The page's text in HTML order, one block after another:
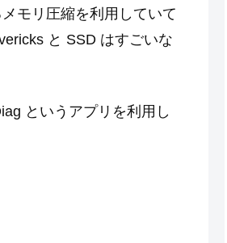
モリ圧縮を利用していて
と SSD はすごいな
というアプリを利用し